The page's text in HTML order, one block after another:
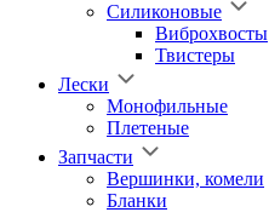
Силиконовые
Виброхвосты
Твистеры
Лески
Монофильные
Плетеные
Запчасти
Вершинки, комели
Бланки